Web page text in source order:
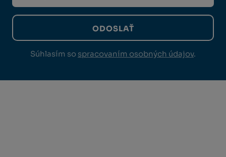
ODOSLAŤ
Súhlasím so spracovaním osobných údajov.